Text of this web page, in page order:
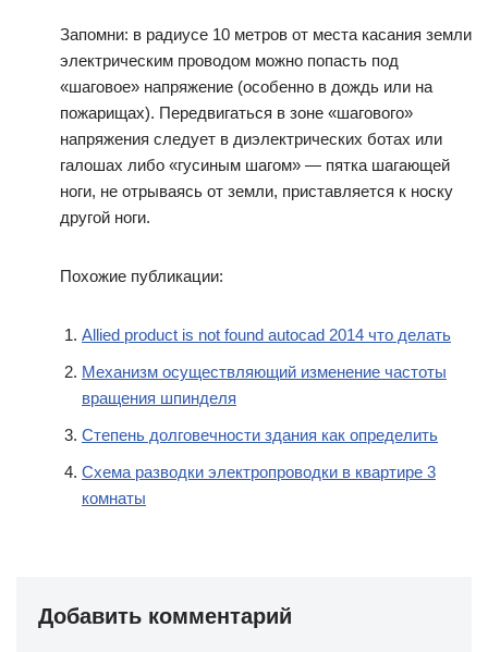
Запомни: в радиусе 10 метров от места касания земли
электрическим проводом можно попасть под
«шаговое» напряжение (особенно в дождь или на
пожарищах). Передвигаться в зоне «шагового»
напряжения следует в диэлектрических ботах или
галошах либо «гусиным шагом» — пятка шагающей
ноги, не отрываясь от земли, приставляется к носку
другой ноги.
Похожие публикации:
Allied product is not found autocad 2014 что делать
Механизм осуществляющий изменение частоты
вращения шпинделя
Степень долговечности здания как определить
Схема разводки электропроводки в квартире 3
комнаты
Добавить комментарий